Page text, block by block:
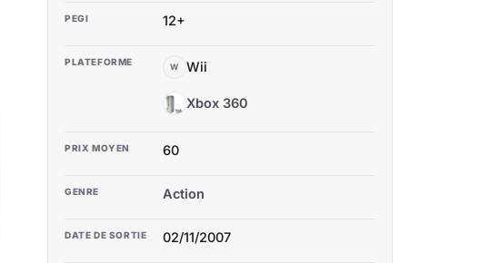
PEGI 12+
PLATEFORME W Wii
Xbox 360
PRIX MOYEN 60
GENRE Action
DATE DE SORTIE 02/11/2007